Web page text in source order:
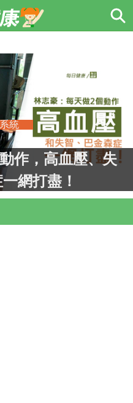
統
作，高血壓、失
網打盡！